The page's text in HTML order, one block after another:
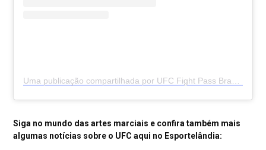
Siga no mundo das artes marciais e confira também mais
algumas notícias sobre o UFC aqui no Esportelândia: